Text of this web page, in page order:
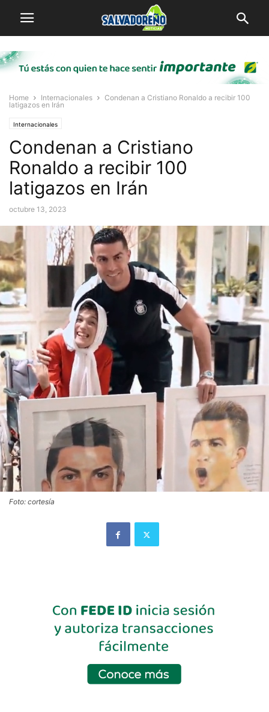
Home Internacionales
Condenan a Cristiano Ronaldo a recibir 100
latigazos en Irán
Internacionales
Condenan a Cristiano
Ronaldo a recibir 100
latigazos en Irán
octubre 13, 2023
Foto: cortesía